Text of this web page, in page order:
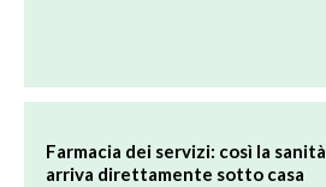
Farmacia dei servizi: così la sanità
arriva direttamente sotto casa